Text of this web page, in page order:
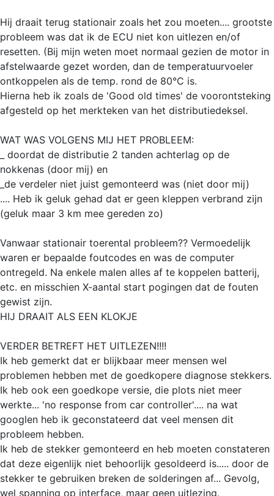
Hij draait terug stationair zoals het zou moeten.... grootste
probleem was dat ik de ECU niet kon uitlezen en/of
resetten. (Bij mijn weten moet normaal gezien de motor in
afstelwaarde gezet worden, dan de temperatuurvoeler
ontkoppelen als de temp. rond de 80°C is.
Hierna heb ik zoals de 'Good old times' de voorontsteking
afgesteld op het merkteken van het distributiedeksel.
WAT WAS VOLGENS MIJ HET PROBLEEM:
_ doordat de distributie 2 tanden achterlag op de
nokkenas (door mij) en
_de verdeler niet juist gemonteerd was (niet door mij)
.... Heb ik geluk gehad dat er geen kleppen verbrand zijn
(geluk maar 3 km mee gereden zo)
Vanwaar stationair toerental probleem?? Vermoedelijk
waren er bepaalde foutcodes en was de computer
ontregeld. Na enkele malen alles af te koppelen batterij,
etc. en misschien X-aantal start pogingen dat de fouten
gewist zijn.
HIJ DRAAIT ALS EEN KLOKJE
VERDER BETREFT HET UITLEZEN!!!!
Ik heb gemerkt dat er blijkbaar meer mensen wel
problemen hebben met de goedkopere diagnose stekkers.
Ik heb ook een goedkope versie, die plots niet meer
werkte... 'no response from car controller'.... na wat
googlen heb ik geconstateerd dat veel mensen dit
probleem hebben.
Ik heb de stekker gemonteerd en heb moeten constateren
dat deze eigenlijk niet behoorlijk gesoldeerd is..... door de
stekker te gebruiken breken de solderingen af... Gevolg,
wel spanning op interface, maar geen uitlezing.